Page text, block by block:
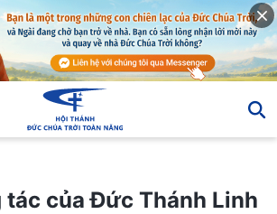
của Đức Thánh Linh